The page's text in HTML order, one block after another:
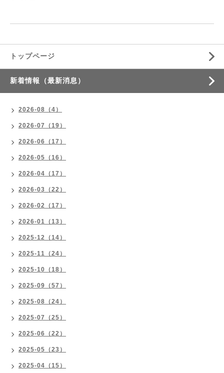
トップページ
新着情報（最新消息）
2026-08（4）
2026-07（19）
2026-06（17）
2026-05（16）
2026-04（17）
2026-03（22）
2026-02（17）
2026-01（13）
2025-12（14）
2025-11（24）
2025-10（18）
2025-09（57）
2025-08（24）
2025-07（25）
2025-06（22）
2025-05（23）
2025-04（15）